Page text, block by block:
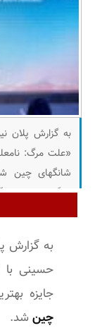
به گزارش پلان
«علت مرگ:
شانگهای چین
کارگردانی علی
به گزارش
حسینی
جایزه
چین شد.